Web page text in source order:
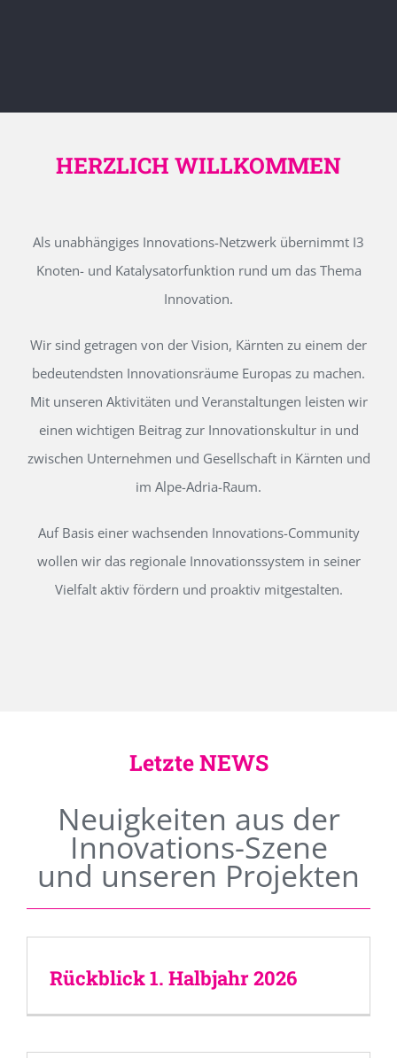
HERZLICH WILLKOMMEN
Als unabhängiges Innovations-Netzwerk übernimmt I3
Knoten- und Katalysatorfunktion rund um das Thema
Innovation.
Wir sind getragen von der Vision, Kärnten zu einem der
bedeutendsten Innovationsräume Europas zu machen.
Mit unseren Aktivitäten und Veranstaltungen leisten wir
einen wichtigen Beitrag zur Innovationskultur in und
zwischen Unternehmen und Gesellschaft in Kärnten und
im Alpe-Adria-Raum.
Auf Basis einer wachsenden Innovations-Community
wollen wir das regionale Innovationssystem in seiner
Vielfalt aktiv fördern und proaktiv mitgestalten.
Letzte NEWS
Neuigkeiten aus der
Innovations-Szene
und unseren Projekten
Rückblick 1. Halbjahr 2026